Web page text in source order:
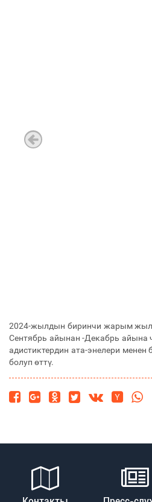
2024-жылдын биринчи жарым
Сентябрь айынан -Декабрь айына
адистиктердин ата-энелери менен
болуп өттү.